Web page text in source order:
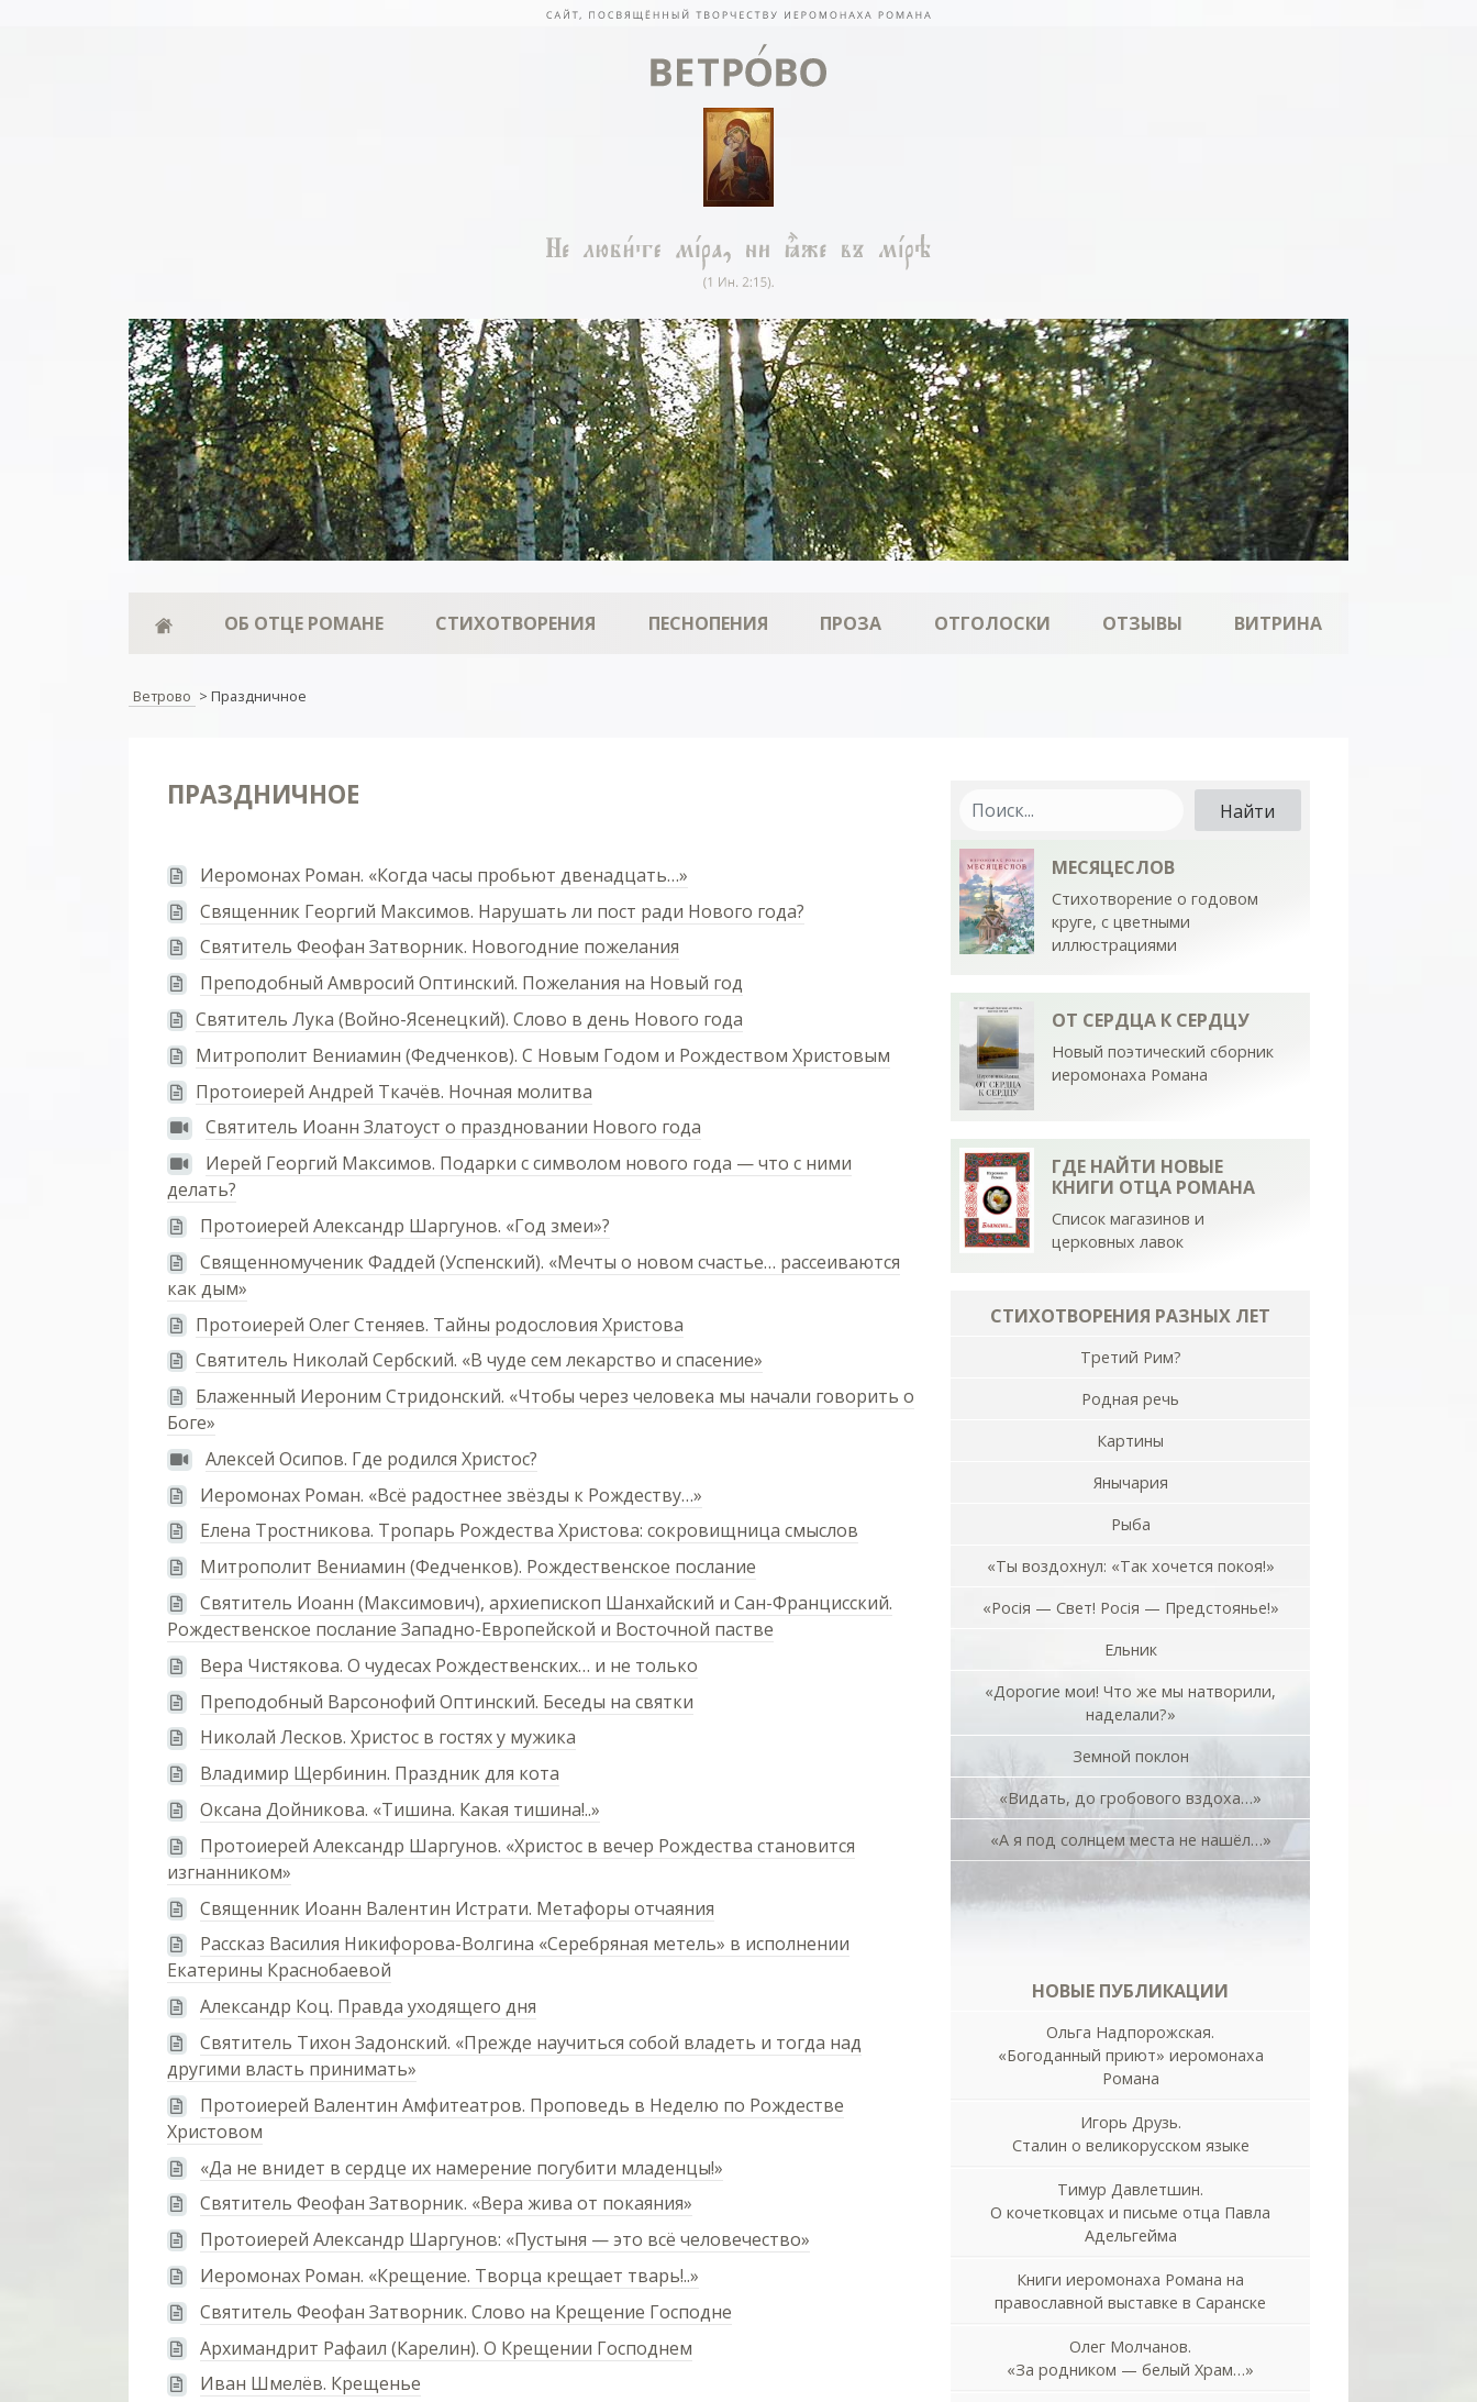
ОБ ОТЦЕ РОМАНЕ СТИХОТВОРЕНИЯ ПЕСНОПЕНИЯ ПРОЗА ОТГОЛОСКИ ОТЗЫВЫ ВИТРИНА
Ветрово > Праздничное
ПРАЗДНИЧНОЕ
Иеромонах Роман. «Когда часы пробьют двенадцать…»
Священник Георгий Максимов. Нарушать ли пост ради Нового года?
Святитель Феофан Затворник. Новогодние пожелания
Преподобный Амвросий Оптинский. Пожелания на Новый год
Святитель Лука (Войно-Ясенецкий). Слово в день Нового года
Митрополит Вениамин (Федченков). С Новым Годом и Рождеством Христовым
Протоиерей Андрей Ткачёв. Ночная молитва
Святитель Иоанн Златоуст о праздновании Нового года
Иерей Георгий Максимов. Подарки с символом нового года — что с ними
делать?
Протоиерей Александр Шаргунов. «Год змеи»?
Священномученик Фаддей (Успенский). «Мечты о новом счастье… рассеиваются
как дым»
Протоиерей Олег Стеняев. Тайны родословия Христова
Святитель Николай Сербский. «В чуде сем лекарство и спасение»
Блаженный Иероним Стридонский. «Чтобы через человека мы начали говорить о
Боге»
Алексей Осипов. Где родился Христос?
Иеромонах Роман. «Всё радостнее звёзды к Рождеству…»
Елена Тростникова. Тропарь Рождества Христова: сокровищница смыслов
Митрополит Вениамин (Федченков). Рождественское послание
Святитель Иоанн (Максимович), архиепископ Шанхайский и Сан-Францисский.
Рождественское послание Западно-Европейской и Восточной пастве
Вера Чистякова. О чудесах Рождественских… и не только
Преподобный Варсонофий Оптинский. Беседы на святки
Николай Лесков. Христос в гостях у мужика
Владимир Щербинин. Праздник для кота
Оксана Дойникова. «Тишина. Какая тишина!..»
Протоиерей Александр Шаргунов. «Христос в вечер Рождества становится
изгнанником»
Священник Иоанн Валентин Истрати. Метафоры отчаяния
Рассказ Василия Никифорова-Волгина «Серебряная метель» в исполнении
Екатерины Краснобаевой
Александр Коц. Правда уходящего дня
Святитель Тихон Задонский. «Прежде научиться собой владеть и тогда над
другими власть принимать»
Протоиерей Валентин Амфитеатров. Проповедь в Неделю по Рождестве
Христовом
«Да не внидет в сердце их намерение погубити младенцы!»
Святитель Феофан Затворник. «Вера жива от покаяния»
Протоиерей Александр Шаргунов: «Пустыня — это всё человечество»
Иеромонах Роман. «Крещение. Творца крещает тварь!..»
Святитель Феофан Затворник. Слово на Крещение Господне
Архимандрит Рафаил (Карелин). О Крещении Господнем
Иван Шмелёв. Крещенье
МЕСЯЦЕСЛОВ
Стихотворение о годовом
круге, с цветными
иллюстрациями
ОТ СЕРДЦА К СЕРДЦУ
Новый поэтический сборник
иеромонаха Романа
ГДЕ НАЙТИ НОВЫЕ
КНИГИ ОТЦА РОМАНА
Список магазинов и
церковных лавок
СТИХОТВОРЕНИЯ РАЗНЫХ ЛЕТ
Третий Рим?
Родная речь
Картины
Янычария
Рыба
«Ты воздохнул: «Так хочется покоя!»
«Росiя — Свет! Росiя — Предстоянье!»
Ельник
«Дорогие мои! Что же мы натворили,
наделали?»
Земной поклон
«Видать, до гробового вздоха…»
«А я под солнцем места не нашёл…»
НОВЫЕ ПУБЛИКАЦИИ
Ольга Надпорожская.
«Богоданный приют» иеромонаха
Романа
Игорь Друзь.
Сталин о великорусском языке
Тимур Давлетшин.
О кочетковцах и письме отца Павла
Адельгейма
Книги иеромонаха Романа на
православной выставке в Саранске
Олег Молчанов.
«За родником — белый Храм…»